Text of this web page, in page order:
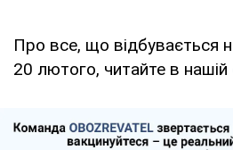
Про все, що відбувається
20 лютого, читайте в нашій